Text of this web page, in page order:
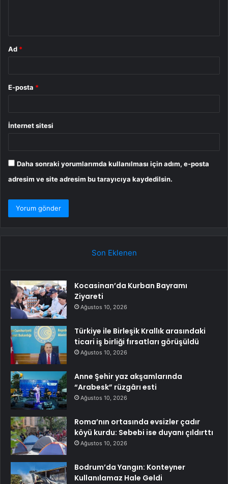
Ad *
E-posta *
İnternet sitesi
Daha sonraki yorumlarımda kullanılması için adım, e-posta
adresim ve site adresim bu tarayıcıya kaydedilsin.
Son Eklenen
Kocasinan’da Kurban Bayramı
Ziyareti
Ağustos 10, 2026
Türkiye ile Birleşik Krallık arasındaki
ticari iş birliği fırsatları görüşüldü
Ağustos 10, 2026
Anne Şehir yaz akşamlarında
“Arabesk” rüzgârı esti
Ağustos 10, 2026
Roma’nın ortasında evsizler çadır
köyü kurdu: Sebebi ise duyanı çıldırttı
Ağustos 10, 2026
Bodrum’da Yangın: Konteyner
Kullanılamaz Hale Geldi